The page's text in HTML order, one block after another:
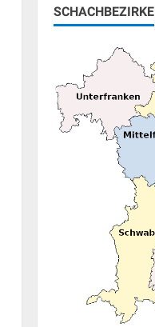
SCHACHBEZIRKE